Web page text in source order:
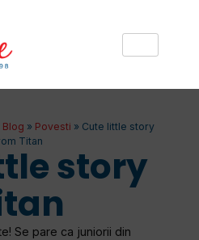
Blog » Povesti » Cute little story
Titan
story
Se pare ca juniorii din